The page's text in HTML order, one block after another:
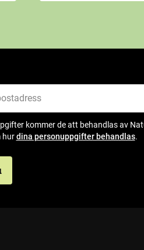
kommer de att behandlas av
hurdina personuppgifter behandlas.